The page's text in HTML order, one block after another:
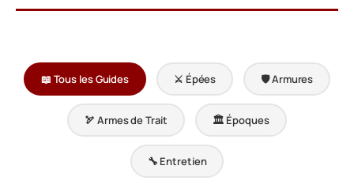
📖 Tous les Guides ⚔️ Épées 🛡️ Armures
🏹 Armes de Trait 🏛️ Époques
🔧 Entretien